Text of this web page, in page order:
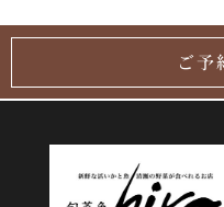
ご予